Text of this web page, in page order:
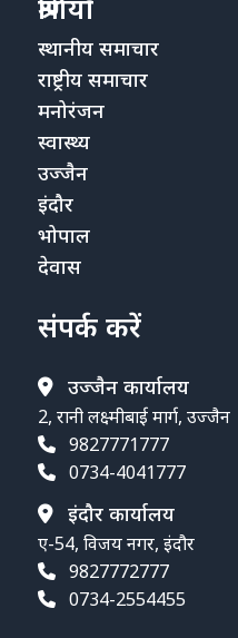
श्रेणियाँ
स्थानीय समाचार
राष्ट्रीय समाचार
मनोरंजन
स्वास्थ्य
उज्जैन
इंदौर
भोपाल
देवास
संपर्क करें
उज्जैन कार्यालय
2, रानी लक्ष्मीबाई मार्ग, उज्जैन
9827771777
0734-4041777
इंदौर कार्यालय
ए-54, विजय नगर, इंदौर
9827772777
0734-2554455